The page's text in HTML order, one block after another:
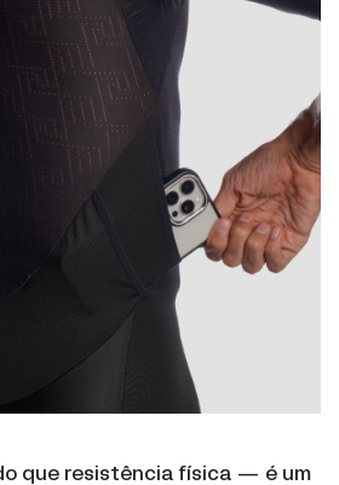
que resistência física — é um